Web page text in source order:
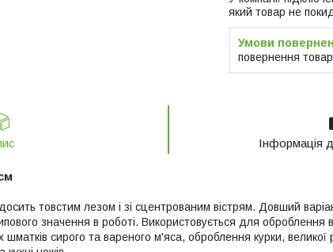
який товар не
повернення
Інформація
товстим лезом і зі сцентрованим вістрям. Довший
значення в роботі. Використовується для оброблення
шматків сирого та вареного м'яса, оброблення курки,